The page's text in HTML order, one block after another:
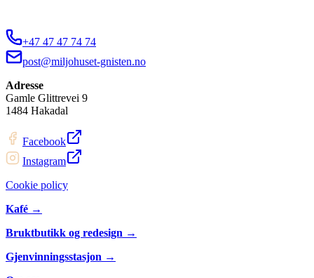
+47 47 47 74 74
post@miljohuset-gnisten.no
Adresse
Gamle Glittrevei 9
1484 Hakadal
Facebook
Instagram
Cookie policy
Kafé →
Bruktbutikk og redesign →
Gjenvinningsstasjon →